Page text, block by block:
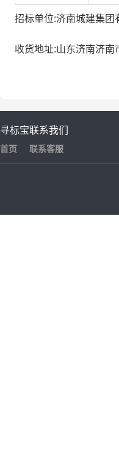
招标单位:济南城建集团
收货地址:山东济南济南
寻标宝
首页
联系我们
联系客服